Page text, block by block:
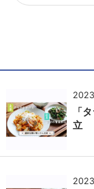
2023
「
立
2023